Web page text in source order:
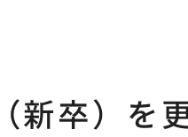
新卒）を